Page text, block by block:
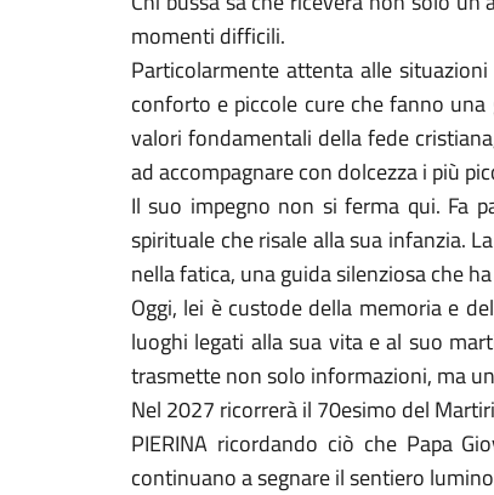
momenti difficili.
Particolarmente attenta alle
conforto e piccole cure che fanno
valori fondamentali della fede
ad accompagnare con dolcezza i più
Il suo impegno non si ferma qui. Fa
spirituale che risale alla sua infanzia.
nella fatica, una guida silenziosa che
Oggi, lei è custode della memoria e
luoghi legati alla sua vita e al suo
trasmette non solo informazioni, ma
Nel 2027 ricorrerà il 70esimo del
PIERINA ricordando ciò che Papa
continuano a segnare il sentiero